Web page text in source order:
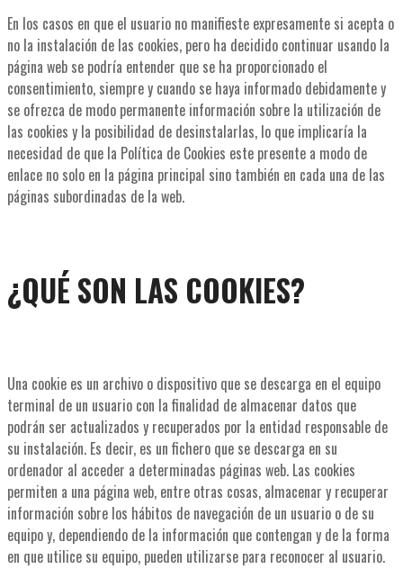
En los casos en que el usuario no manifieste expresamente si acepta o
no la instalación de las cookies, pero ha decidido continuar usando la
página web se podría entender que se ha proporcionado el
consentimiento, siempre y cuando se haya informado debidamente y
se ofrezca de modo permanente información sobre la utilización de
las cookies y la posibilidad de desinstalarlas, lo que implicaría la
necesidad de que la Política de Cookies este presente a modo de
enlace no solo en la página principal sino también en cada una de las
páginas subordinadas de la web.
¿QUÉ SON LAS COOKIES?
Una cookie es un archivo o dispositivo que se descarga en el equipo
terminal de un usuario con la finalidad de almacenar datos que
podrán ser actualizados y recuperados por la entidad responsable de
su instalación. Es decir, es un fichero que se descarga en su
ordenador al acceder a determinadas páginas web. Las cookies
permiten a una página web, entre otras cosas, almacenar y recuperar
información sobre los hábitos de navegación de un usuario o de su
equipo y, dependiendo de la información que contengan y de la forma
en que utilice su equipo, pueden utilizarse para reconocer al usuario.